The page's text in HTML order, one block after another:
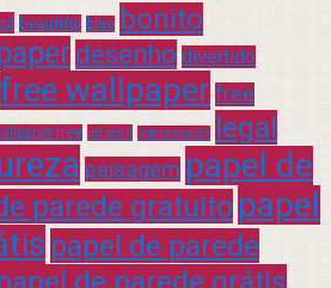
beautiful blue bonito
desenho divertido
free wallpaper free
free infantil interessante legal
paisagem papel de
parede gratuito papel
papel de parede